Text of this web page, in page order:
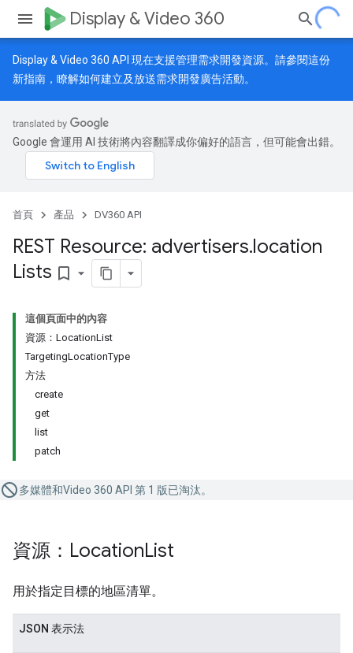
Display & Video 360
Display & Video 360 API 現在支援管理需求開發資源。請參閱這份
新指南 ，瞭解如何建立及放送需求開發廣告活動。
Google 會運用 AI 技術將內容翻譯成你偏好的語言，但可能會出錯。
首頁 產品 DV360 API
REST Resource: advertisers.location
Lists bookmark_border
這個頁面中的內容
資源：LocationList
TargetingLocationType
方法
create
get
list
patch
多媒體和Video 360 API 第 1 版已淘汰。
資源：LocationList
用於指定目標的地區清單。
JSON 表示法